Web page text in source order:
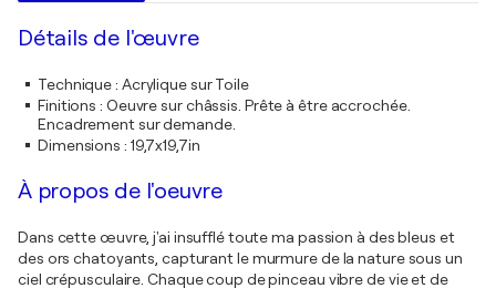
Détails de l'œuvre
Technique: Acrylique sur Toile
Finitions : Oeuvre sur châssis. Prête à être accrochée.
Encadrement sur demande.
Dimensions : 19,7x19,7in
À propos de l'oeuvre
Dans cette œuvre, j'ai insufflé toute ma passion à des bleus et
des ors chatoyants, capturant le murmure de la nature sous un
ciel crépusculaire. Chaque coup de pinceau vibre de vie et de